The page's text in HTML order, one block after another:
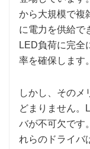
から大規模で複
に電力を供給で
LED負荷に完全
率を確保します
しかし、そのメ
どまりません。
バが不可欠です
れらのドライバ